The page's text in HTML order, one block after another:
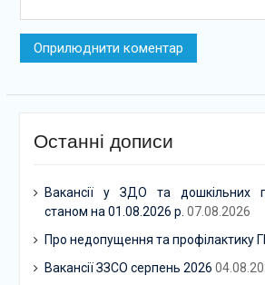
Останні дописи
Вакансії у ЗДО та дошкільних
станом на 01.08.2026 р. 07.08.2026
Про недопущення та профілактику
Вакансії ЗЗСО серпень 2026